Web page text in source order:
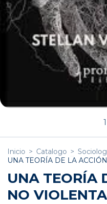
1
Inicio > Catalogo >
UNA TEORÍA DE LA
UNA TEORÍA
NO VIOLENTA